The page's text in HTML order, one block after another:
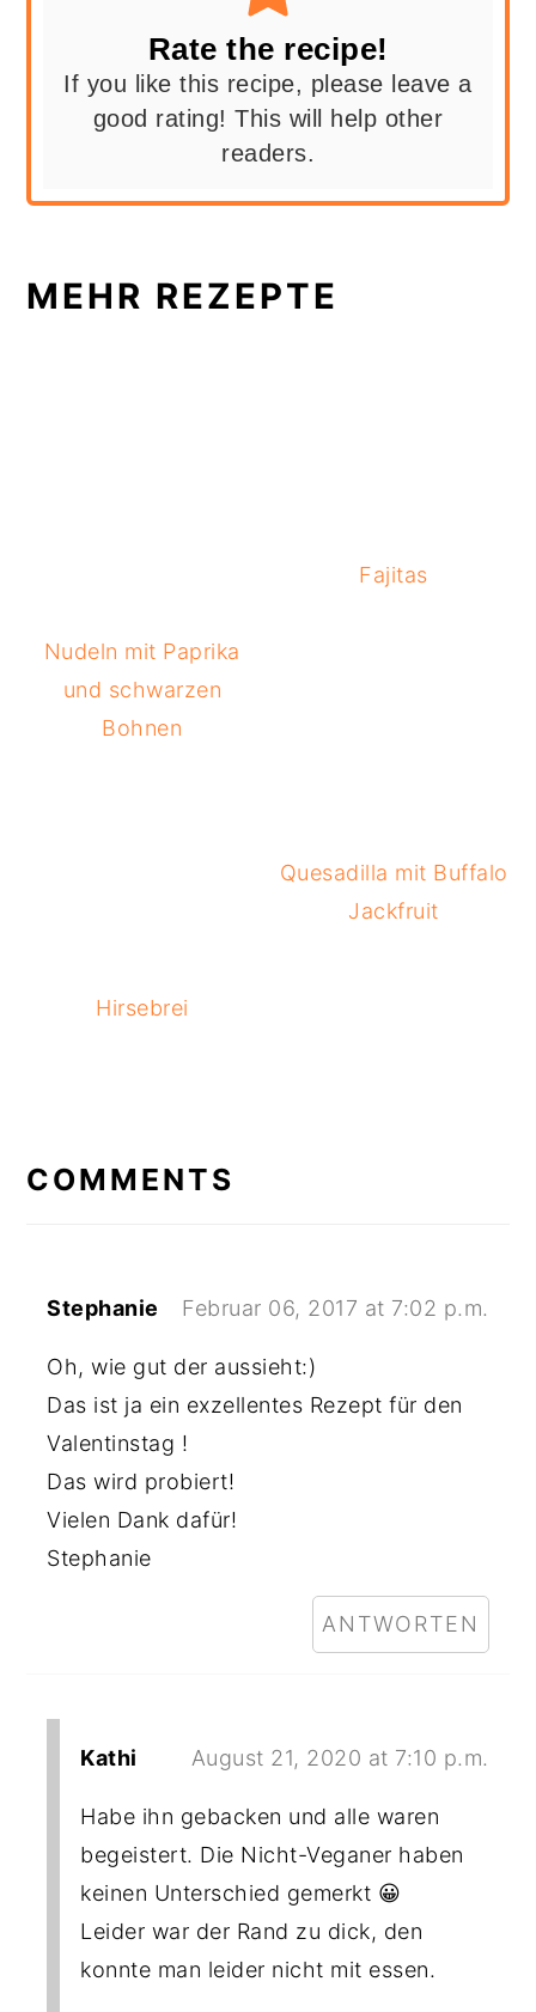
Rate the recipe!
If you like this recipe, please leave a
good rating! This will help other
readers.
MEHR REZEPTE
Nudeln mit Paprika
und schwarzen
Bohnen
Fajitas
Hirsebrei
Quesadilla mit Buffalo
Jackfruit
INTERACTIONS
COMMENTS
Stephanie Februar 06, 2017 at 7:02 p.m.
Oh, wie gut der aussieht:)
Das ist ja ein exzellentes Rezept für den
Valentinstag !
Das wird probiert!
Vielen Dank dafür!
Stephanie
ANTWORTEN
Kathi August 21, 2020 at 7:10 p.m.
Habe ihn gebacken und alle waren
begeistert. Die Nicht-Veganer haben
keinen Unterschied gemerkt 😀
Leider war der Rand zu dick, den
konnte man leider nicht mit essen.